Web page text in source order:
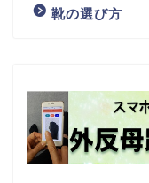
靴の選び方